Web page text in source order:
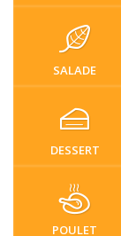
SALADE
DESSERT
POULET